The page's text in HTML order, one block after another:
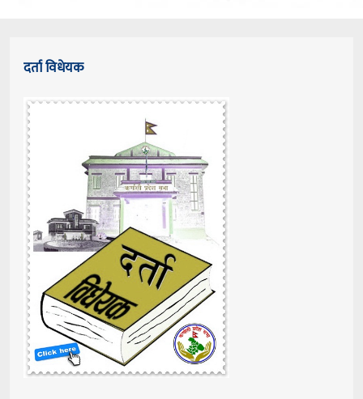
दर्ता विधेयक